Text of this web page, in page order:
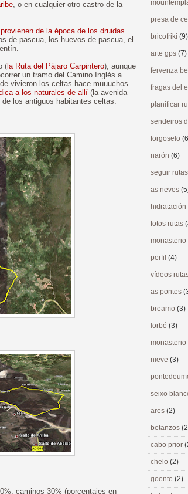
, o en cualquier otro castro de la
de la época de los druidas
de pascua, los huevos de pascua, el
(la Ruta del Pájaro Carpintero), aunque
un tramo del Camino Inglés a
vivieron los celtas hace muuuchos
a los naturales de allí (la avenida
los antiguos habitantes celtas.
caminos 30% (porcentajes en
presa de
bricofriki (9)
arte gps (7)
fervenza
fragas del
planificar
sendeiros
forgoselo
narón (6)
seguir
as neves
hidratación
fotos rutas
perfil (4)
vídeos
as pontes
breamo (3)
lorbé (3)
nieve (3)
seixo
ares (2)
betanzos
cabo prior
chelo (2)
goente (2)